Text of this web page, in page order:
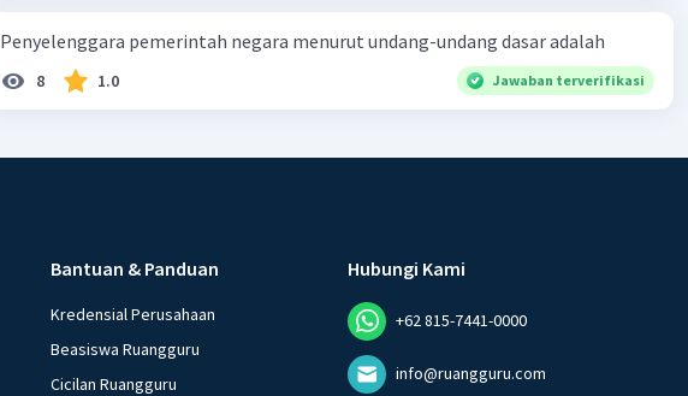
Penyelenggara pemerintah negara menurut undang-undang dasar adalah
8 1.0 Jawaban terverifikasi
Bantuan & Panduan
Kredensial Perusahaan
Beasiswa Ruangguru
Cicilan Ruangguru
Hubungi Kami
+62 815-7441-0000
info@ruangguru.com